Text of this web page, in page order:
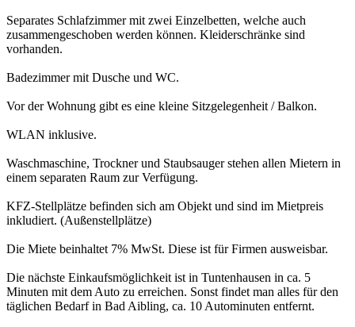
Separates Schlafzimmer mit zwei Einzelbetten, welche auch
zusammengeschoben werden können. Kleiderschränke sind
vorhanden.
Badezimmer mit Dusche und WC.
Vor der Wohnung gibt es eine kleine Sitzgelegenheit / Balkon.
WLAN inklusive.
Waschmaschine, Trockner und Staubsauger stehen allen Mietern in
einem separaten Raum zur Verfügung.
KFZ-Stellplätze befinden sich am Objekt und sind im Mietpreis
inkludiert. (Außenstellplätze)
Die Miete beinhaltet 7% MwSt. Diese ist für Firmen ausweisbar.
Die nächste Einkaufsmöglichkeit ist in Tuntenhausen in ca. 5
Minuten mit dem Auto zu erreichen. Sonst findet man alles für den
täglichen Bedarf in Bad Aibling, ca. 10 Autominuten entfernt.